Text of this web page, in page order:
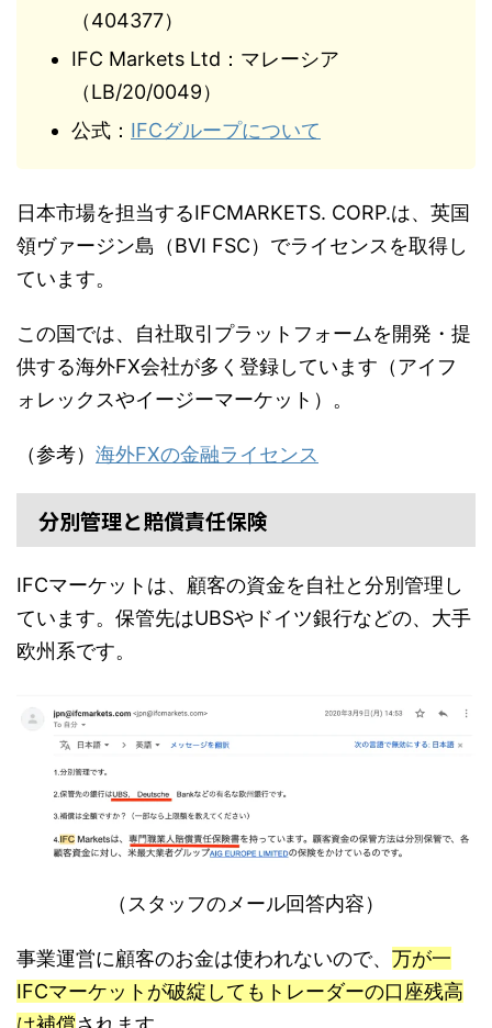
（404377）
IFC Markets Ltd：マレーシア
（LB/20/0049）
公式： IFCグループについて
日本市場を担当するIFCMARKETS. CORP.は、英国
領ヴァージン島（BVI FSC）でライセンスを取得し
ています。
この国では、自社取引プラットフォームを開発・提
供する海外FX会社が多く登録しています（アイフ
ォレックスやイージーマーケット）。
（参考） 海外FXの金融ライセンス
分別管理と賠償責任保険
IFCマーケットは、顧客の資金を自社と分別管理し
ています。保管先はUBSやドイツ銀行などの、大手
欧州系です。
（スタッフのメール回答内容）
事業運営に顧客のお金は使われないので、 万が一
IFCマーケットが破綻してもトレーダーの口座残高